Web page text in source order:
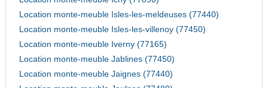
Location monte-meuble Isles-les-meldeuses (77440)
Location monte-meuble Isles-les-villenoy (77450)
Location monte-meuble Iverny (77165)
Location monte-meuble Jablines (77450)
Location monte-meuble Jaignes (77440)